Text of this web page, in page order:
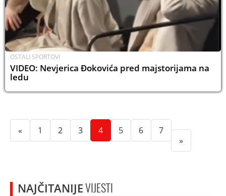
OSTALI SPORTOVI
VIDEO: Nevjerica Đokovića pred majstorijama na
ledu
« 1 (current)
2 (current)
3(current)
4(current)
5(current)
6(current)
7(current)
»
NAJČITANIJEVIJESTI